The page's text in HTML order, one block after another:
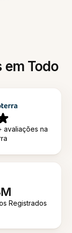
Todo
avaliações na
Registrados